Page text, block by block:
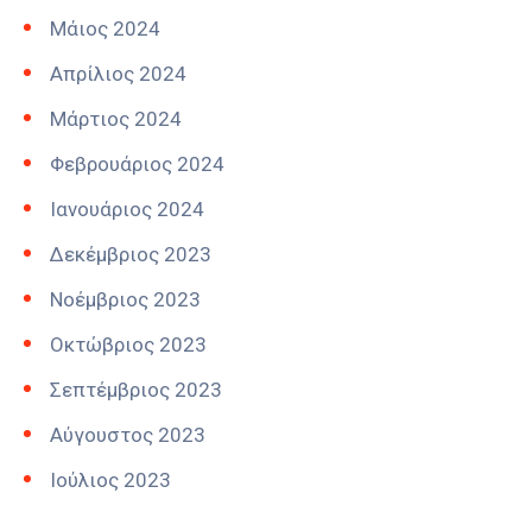
Μάιος 2024
Απρίλιος 2024
Μάρτιος 2024
Φεβρουάριος 2024
Ιανουάριος 2024
Δεκέμβριος 2023
Νοέμβριος 2023
Οκτώβριος 2023
Σεπτέμβριος 2023
Αύγουστος 2023
Ιούλιος 2023